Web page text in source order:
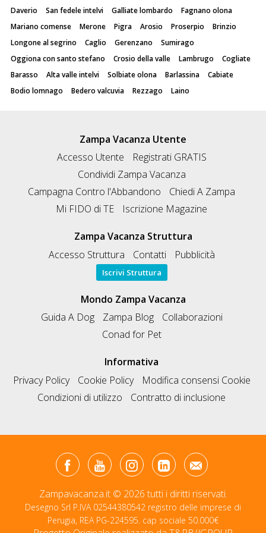
Daverio
San fedele intelvi Galliate lombardo
Fagnano olona
Mariano comense
Merone Pigra Arosio Proserpio
Brinzio
Longone al segrino
Caglio Gerenzano
Sumirago
Oggiona con santo stefano
Crosio della valle Lambrugo
Cogliate
Barasso
Alta valle intelvi Solbiate olona Barlassina
Cabiate
Bodio lomnago
Bedero valcuvia Rezzago Laino
Zampa Vacanza Utente
Accesso Utente
Registrati GRATIS
Condividi Zampa Vacanza
Campagna Contro l'Abbandono
Chiedi A Zampa
Mi FIDO di TE
Iscrizione Magazine
Zampa Vacanza Struttura
Accesso Struttura
Contatti Pubblicità
Iscrivi Struttura
Mondo Zampa Vacanza
Guida A Dog
Zampa Blog
Collaborazioni
Conad for Pet
Informativa
Privacy Policy
Cookie Policy
Modifica consensi Cookie
Condizioni di utilizzo
Contratto di inclusione
Zampavacanza.it © 2026 tutti i diritti riservati.
Desegno Srl P.IVA 02544380542 registro delle imprese di
Perugia, REA PG-224595. cap sociale 50.000€